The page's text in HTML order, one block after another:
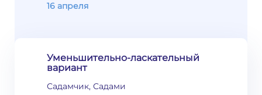
16 апреля
Уменьшительно-ласкательный
вариант
Садамчик, Садами